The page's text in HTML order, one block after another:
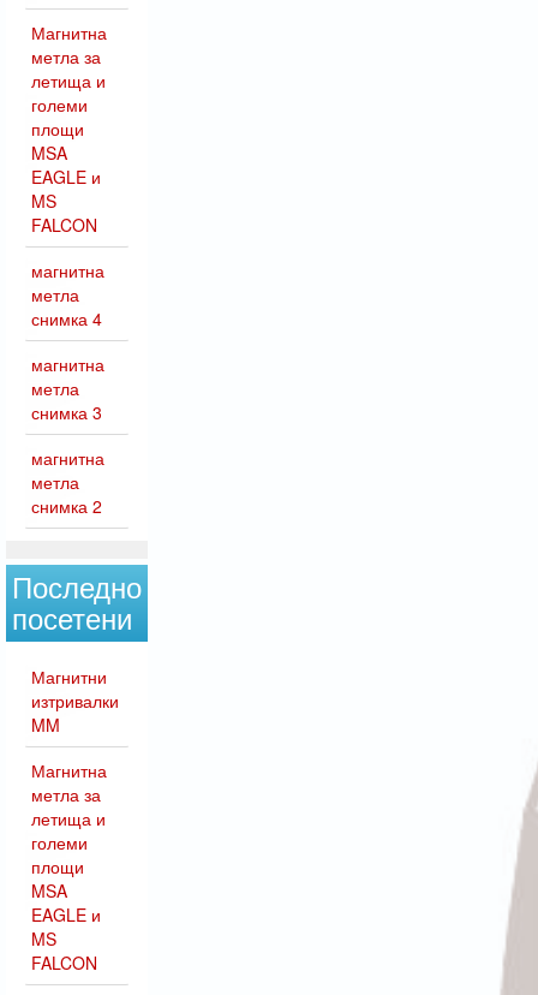
Магнитна
метла за
летища и
големи
площи
MSA
EAGLE и
MS
FALCON
магнитна
метла
снимка 4
магнитна
метла
снимка 3
магнитна
метла
снимка 2
Последно
посетени
Магнитни
изтривалки
MM
Магнитна
метла за
летища и
големи
площи
MSA
EAGLE и
MS
FALCON